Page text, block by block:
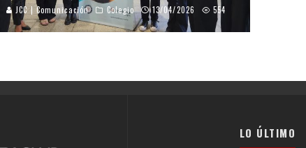
JCC | Comunicación Colegio 13/04/2026 554
LO ÚLTIMO